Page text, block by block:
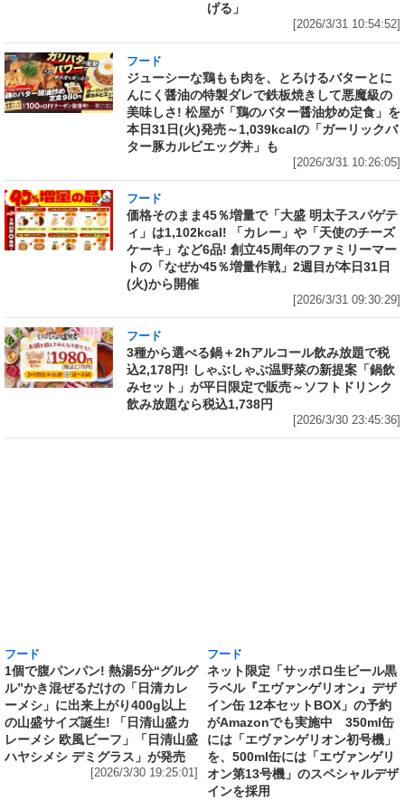
げる」
[2026/3/31 10:54:52]
フード
ジューシーな鶏もも肉を、とろけるバターとに
んにく醤油の特製ダレで鉄板焼きして悪魔級の
美味しさ! 松屋が「鶏のバター醤油炒め定食」を
本日31日(火)発売～1,039kcalの「ガーリックバ
ター豚カルビエッグ丼」も
[2026/3/31 10:26:05]
フード
価格そのまま45％増量で「大盛 明太子スパゲテ
ィ」は1,102kcal! 「カレー」や「天使のチーズ
ケーキ」など6品! 創立45周年のファミリーマー
トの「なぜか45％増量作戦」2週目が本日31日
(火)から開催
[2026/3/31 09:30:29]
フード
3種から選べる鍋＋2hアルコール飲み放題で税
込2,178円! しゃぶしゃぶ温野菜の新提案「鍋飲
みセット」が平日限定で販売～ソフトドリンク
飲み放題なら税込1,738円
[2026/3/30 23:45:36]
レーメシ 欧風ビーフ」「日清山盛
ハヤシメシ デミグラス」が発売
[2026/3/30 19:25:01]
には「エヴァンゲリオン初号機」
を、500ml缶には「エヴァンゲリ
オン第13号機」のスペシャルデザ
インを採用
[2026/3/30 18:39:38]
フード
Amazonで、国産100％「超完熟梅」を贅沢に使
用した「サントリー梅酒〈山崎蒸溜所貯蔵梅